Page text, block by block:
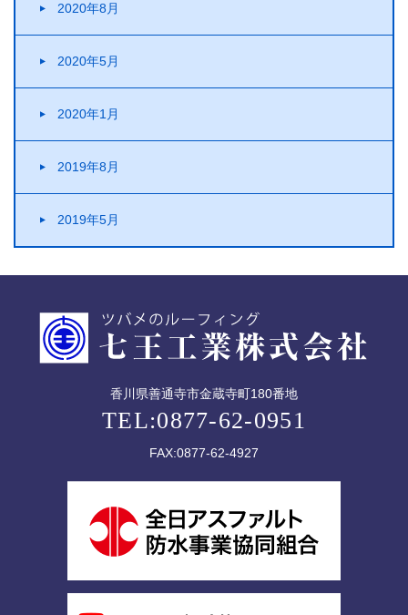
2020年8月
2020年5月
2020年1月
2019年8月
2019年5月
香川県善通寺市金蔵寺町180番地
TEL:0877-62-0951
FAX:0877-62-4927